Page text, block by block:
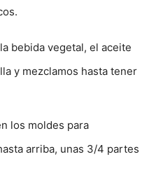
bebida vegetal, el aceite
y mezclamos hasta tener
los moldes para
arriba, unas 3/4 partes